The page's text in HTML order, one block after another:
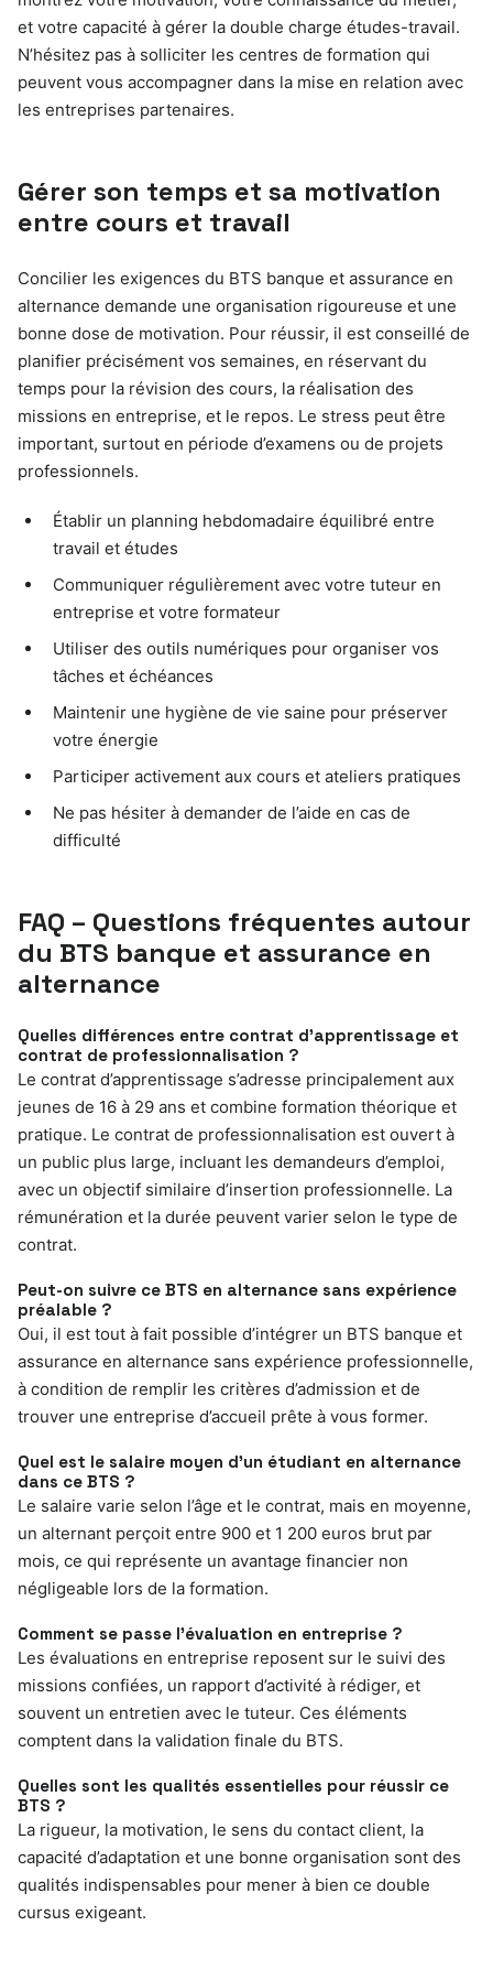
et votre capacité à gérer la double charge études-travail.
N’hésitez pas à solliciter les centres de formation qui
peuvent vous accompagner dans la mise en relation avec
les entreprises partenaires.
Gérer son temps et sa motivation
entre cours et travail
Concilier les exigences du BTS banque et assurance en
alternance demande une organisation rigoureuse et une
bonne dose de motivation. Pour réussir, il est conseillé de
planifier précisément vos semaines, en réservant du
temps pour la révision des cours, la réalisation des
missions en entreprise, et le repos. Le stress peut être
important, surtout en période d’examens ou de projets
professionnels.
Établir un planning hebdomadaire équilibré entre
travail et études
Communiquer régulièrement avec votre tuteur en
entreprise et votre formateur
Utiliser des outils numériques pour organiser vos
tâches et échéances
Maintenir une hygiène de vie saine pour préserver
votre énergie
Participer activement aux cours et ateliers pratiques
Ne pas hésiter à demander de l’aide en cas de
difficulté
FAQ – Questions fréquentes autour
du BTS banque et assurance en
alternance
Quelles différences entre contrat d’apprentissage et
contrat de professionnalisation ?
Le contrat d’apprentissage s’adresse principalement aux
jeunes de 16 à 29 ans et combine formation théorique et
pratique. Le contrat de professionnalisation est ouvert à
un public plus large, incluant les demandeurs d’emploi,
avec un objectif similaire d’insertion professionnelle. La
rémunération et la durée peuvent varier selon le type de
contrat.
Peut-on suivre ce BTS en alternance sans expérience
préalable ?
Oui, il est tout à fait possible d’intégrer un BTS banque et
assurance en alternance sans expérience professionnelle,
à condition de remplir les critères d’admission et de
trouver une entreprise d’accueil prête à vous former.
Quel est le salaire moyen d’un étudiant en alternance
dans ce BTS ?
Le salaire varie selon l’âge et le contrat, mais en moyenne,
un alternant perçoit entre 900 et 1 200 euros brut par
mois, ce qui représente un avantage financier non
négligeable lors de la formation.
Comment se passe l’évaluation en entreprise ?
Les évaluations en entreprise reposent sur le suivi des
missions confiées, un rapport d’activité à rédiger, et
souvent un entretien avec le tuteur. Ces éléments
comptent dans la validation finale du BTS.
Quelles sont les qualités essentielles pour réussir ce
BTS ?
La rigueur, la motivation, le sens du contact client, la
capacité d’adaptation et une bonne organisation sont des
qualités indispensables pour mener à bien ce double
cursus exigeant.